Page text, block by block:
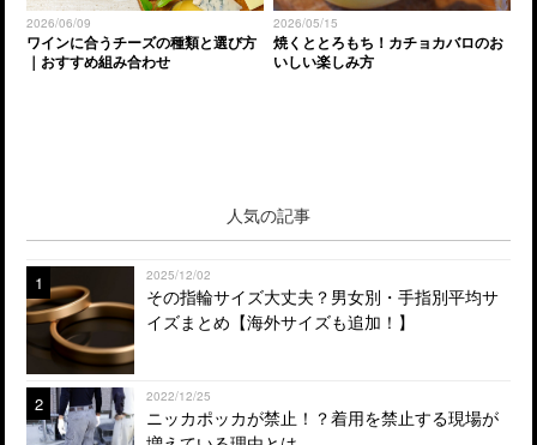
2026/06/09
ワインに合うチーズの種類と選び方
｜おすすめ組み合わせ
2026/05/15
焼くととろもち！カチョカバロのお
いしい楽しみ方
人気の記事
1 2025/12/02
その指輪サイズ大丈夫？男女別・手指別平均サ
イズまとめ【海外サイズも追加！】
2 2022/12/25
ニッカポッカが禁止！？着用を禁止する現場が